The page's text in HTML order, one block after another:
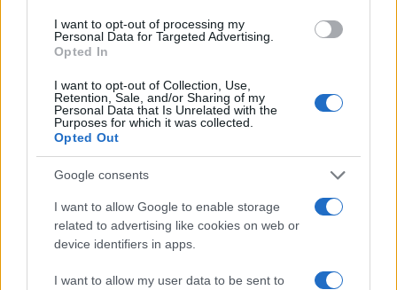
I want to opt-out of processing my
Personal Data for Targeted Advertising.
Opted In
I want to opt-out of Collection, Use,
Retention, Sale, and/or Sharing of my
Personal Data that Is Unrelated with the
Purposes for which it was collected.
Opted Out
Google consents
I want to allow Google to enable storage
related to advertising like cookies on web or
device identifiers in apps.
I want to allow my user data to be sent to
o mandorle, ideali per chi segue un’alimentazione
vegana o è intollerante al lattosio.